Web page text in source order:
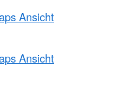
Ansicht
Ansicht